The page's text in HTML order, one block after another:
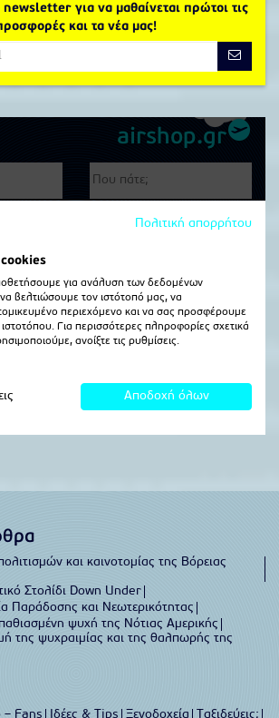
για να μαθαίνεται πρώτοι τις
και τα νέα μας!
και καινοτομίας της Βόρειας
Στολίδι Down Under
Παράδοσης και Νεωτερικότητας
ψυχή της Νότιας Αμερικής
της ψυχραιμίας και της θαλπωρής της
Fans Ιδέες & Tips Ξενοδοχεία Ταξιδεύεις;